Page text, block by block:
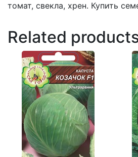
томат, свекла, хрен. Купить
Related